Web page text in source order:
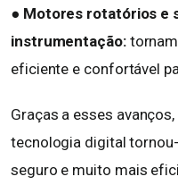
● Motores rotatórios e
instrumentação:
eficiente e confortável
Graças a esses
tecnologia digital
seguro e muito mais